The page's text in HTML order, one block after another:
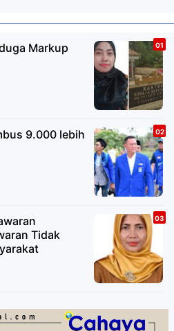
Markup
9.000 lebih
Tidak